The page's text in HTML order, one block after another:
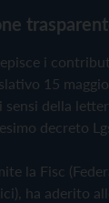
i
15
sensi della
decreto
la Fisc
ha aderito